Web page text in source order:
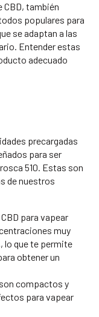
CBD, también
populares para
se adaptan a las
Entender estas
adecuado
precargadas
para ser
510. Estas son
de nuestros
para vapear
muy
lo que te permite
obtener un
compactos y
para vapear